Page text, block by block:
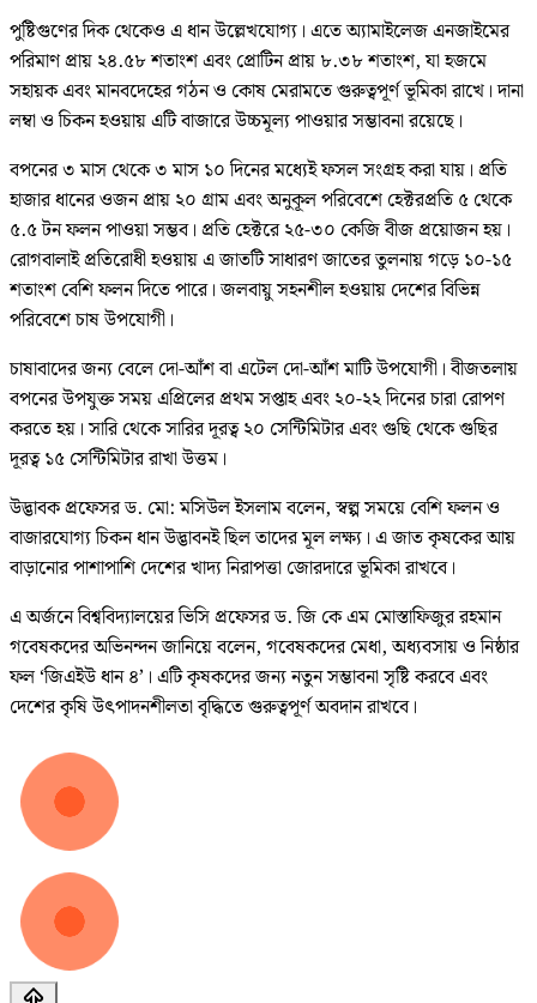
পুষ্টিগুণের দিক থেকেও এ ধান উল্লেখযোগ্য। এতে অ্যামাইলেজ এনজাইমের
পরিমাণ প্রায় ২৪.৫৮ শতাংশ এবং প্রোটিন প্রায় ৮.৩৮ শতাংশ, যা হজমে
সহায়ক এবং মানবদেহের গঠন ও কোষ মেরামতে গুরুত্বপূর্ণ ভূমিকা রাখে। দানা
লম্বা ও চিকন হওয়ায় এটি বাজারে উচ্চমূল্য পাওয়ার সম্ভাবনা রয়েছে।
বপনের ৩ মাস থেকে ৩ মাস ১০ দিনের মধ্যেই ফসল সংগ্রহ করা যায়। প্রতি
হাজার ধানের ওজন প্রায় ২০ গ্রাম এবং অনুকূল পরিবেশে হেক্টরপ্রতি ৫ থেকে
৫.৫ টন ফলন পাওয়া সম্ভব। প্রতি হেক্টরে ২৫-৩০ কেজি বীজ প্রয়োজন হয়।
রোগবালাই প্রতিরোধী হওয়ায় এ জাতটি সাধারণ জাতের তুলনায় গড়ে ১০-১৫
শতাংশ বেশি ফলন দিতে পারে। জলবায়ু সহনশীল হওয়ায় দেশের বিভিন্ন
পরিবেশে চাষ উপযোগী।
চাষাবাদের জন্য বেলে দো-আঁশ বা এটেল দো-আঁশ মাটি উপযোগী। বীজতলায়
বপনের উপযুক্ত সময় এপ্রিলের প্রথম সপ্তাহ এবং ২০-২২ দিনের চারা রোপণ
করতে হয়। সারি থেকে সারির দূরত্ব ২০ সেন্টিমিটার এবং গুছি থেকে গুছির
দূরত্ব ১৫ সেন্টিমিটার রাখা উত্তম।
উদ্ভাবক প্রফেসর ড. মো: মসিউল ইসলাম বলেন, স্বল্প সময়ে বেশি ফলন ও
বাজারযোগ্য চিকন ধান উদ্ভাবনই ছিল তাদের মূল লক্ষ্য। এ জাত কৃষকের আয়
বাড়ানোর পাশাপাশি দেশের খাদ্য নিরাপত্তা জোরদারে ভূমিকা রাখবে।
এ অর্জনে বিশ্ববিদ্যালয়ের ভিসি প্রফেসর ড. জি কে এম মোস্তাফিজুর রহমান
গবেষকদের অভিনন্দন জানিয়ে বলেন, গবেষকদের মেধা, অধ্যবসায় ও নিষ্ঠার
ফল ‘জিএইউ ধান ৪’। এটি কৃষকদের জন্য নতুন সম্ভাবনা সৃষ্টি করবে এবং
দেশের কৃষি উৎপাদনশীলতা বৃদ্ধিতে গুরুত্বপূর্ণ অবদান রাখবে।